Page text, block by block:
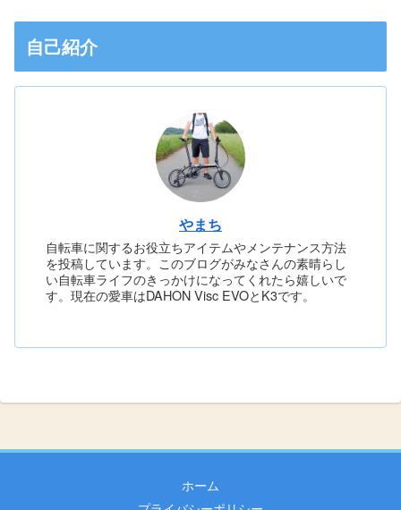
自己紹介
やまち
自転車に関するお役立ちアイテムやメンテナンス方法
を投稿しています。このブログがみなさんの素晴らし
い自転車ライフのきっかけになってくれたら嬉しいで
す。現在の愛車はDAHON Visc EVOとK3です。
ホーム